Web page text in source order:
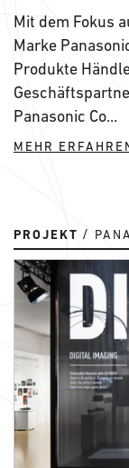
Mit dem Fokus
Marke
Produkte
Panasonic Co...
MEHR
PROJEKT